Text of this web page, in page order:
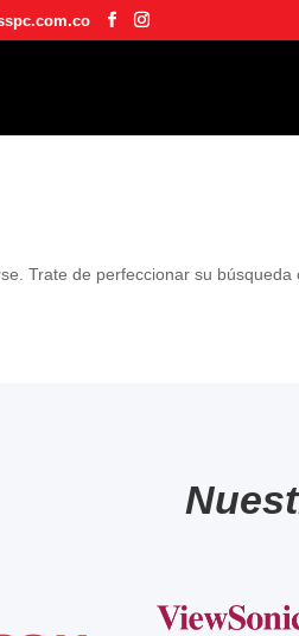
Trate de perfeccionar su